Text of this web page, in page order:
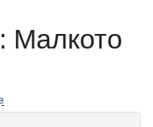
Малкото